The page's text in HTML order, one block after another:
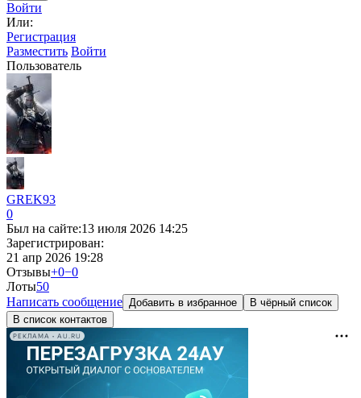
Войти
Или:
Регистрация
Разместить Войти
Пользователь
GREK93
0
Был на сайте:13 июля 2026 14:25
Зарегистрирован:
21 апр 2026 19:28
Отзывы+0−0
Лоты50
Написать сообщение Добавить в избранное
В чёрный список
В список контактов
РЕКЛАМА • AU.RU